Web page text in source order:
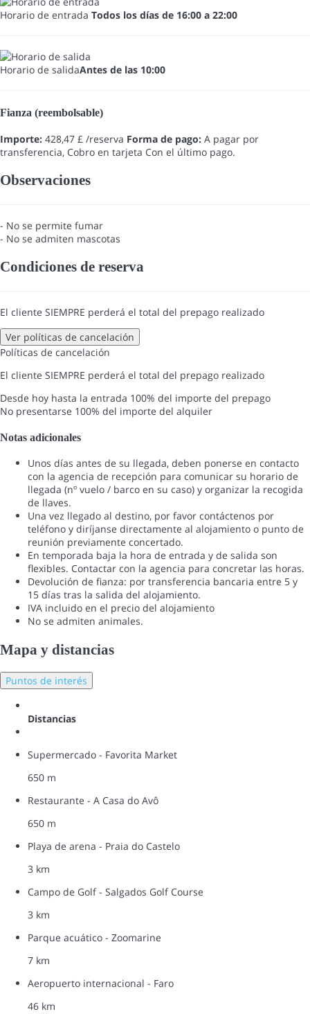
Horario de entrada Todos los días de 16:00 a 22:00
Horario de salidaAntes de las 10:00
Fianza (reembolsable)
Importe: 428,47 £ /reserva Forma de pago: A pagar por
transferencia, Cobro en tarjeta Con el último pago.
Observaciones
- No se permite fumar
- No se admiten mascotas
Condiciones de reserva
El cliente SIEMPRE perderá el total del prepago realizado
Ver políticas de cancelación
Políticas de cancelación
El cliente SIEMPRE perderá el total del prepago realizado
Desde hoy hasta la entrada 100% del importe del prepago
No presentarse 100% del importe del alquiler
Notas adicionales
Unos días antes de su llegada, deben ponerse en contacto
con la agencia de recepción para comunicar su horario de
llegada (nº vuelo / barco en su caso) y organizar la recogida
de llaves.
Una vez llegado al destino, por favor contáctenos por
teléfono y diríjanse directamente al alojamiento o punto de
reunión previamente concertado.
En temporada baja la hora de entrada y de salida son
flexibles. Contactar con la agencia para concretar las horas.
Devolución de fianza: por transferencia bancaria entre 5 y
15 días tras la salida del alojamiento.
IVA incluido en el precio del alojamiento
No se admiten animales.
Mapa y distancias
Puntos de interés
Distancias
Supermercado - Favorita Market
650 m
Restaurante - A Casa do Avô
650 m
Playa de arena - Praia do Castelo
3 km
Campo de Golf - Salgados Golf Course
3 km
Parque acuático - Zoomarine
7 km
Aeropuerto internacional - Faro
46 km